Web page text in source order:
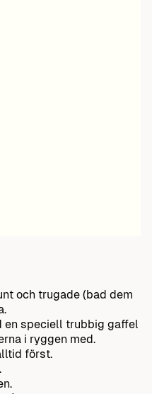
och trugade (bad dem
en speciell trubbig gaffel
i ryggen med.
först.